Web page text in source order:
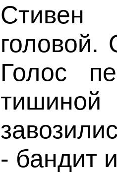
головой.
Голос
- бандит